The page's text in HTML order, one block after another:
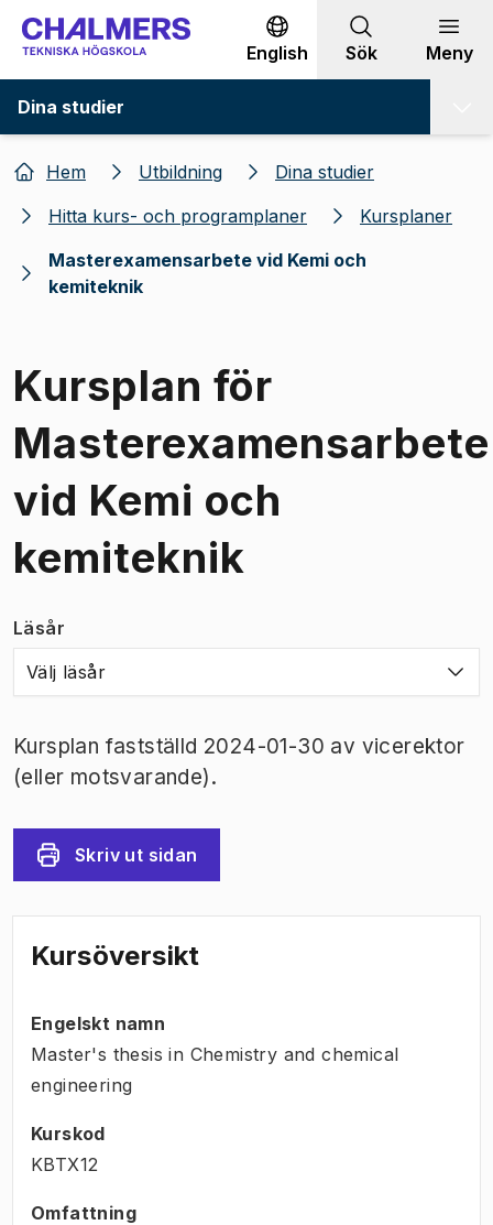
Gå till innehållet
English Sök Meny
Dina studier
Hem Utbildning
Dina studier
Hitta kurs- och programplaner
Kursplaner
Masterexamensarbete vid Kemi och
kemiteknik
Kursplan för
Masterexamensarbete
vid Kemi och
kemiteknik
Läsår
Välj läsår
Kursplan fastställd 2024-01-30 av vicerektor
(eller motsvarande).
Skriv ut sidan
Kursöversikt
Engelskt namn
Master's thesis in Chemistry and chemical
engineering
Kurskod
KBTX12
Omfattning